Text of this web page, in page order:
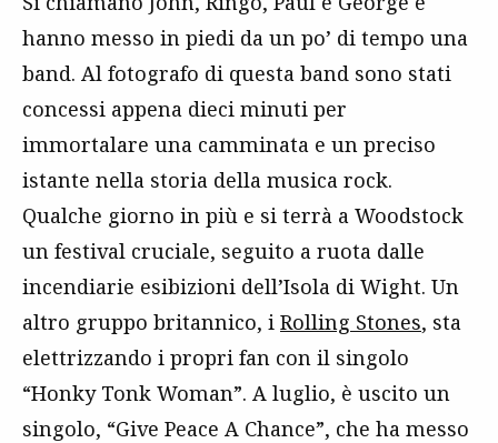
hanno messo in piedi da un po’ di tempo una
band. Al fotografo di questa band sono stati
concessi appena dieci minuti per
immortalare una camminata e un preciso
istante nella storia della musica rock.
Qualche giorno in più e si terrà a Woodstock
un festival cruciale, seguito a ruota dalle
incendiarie esibizioni dell’Isola di Wight. Un
altro gruppo britannico, i Rolling Stones, sta
elettrizzando i propri fan con il singolo
“Honky Tonk Woman”. A luglio, è uscito un
singolo, “Give Peace A Chance”, che ha messo